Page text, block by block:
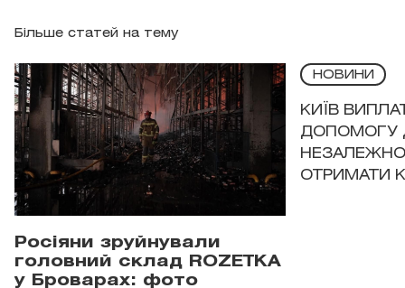
Більше статей на тему
Росіяни зруйнували
головний склад ROZETKA
у Броварах: фото
НОВИНИ
КИЇВ
ДОПОМОГУ
ОТРИМАТИ